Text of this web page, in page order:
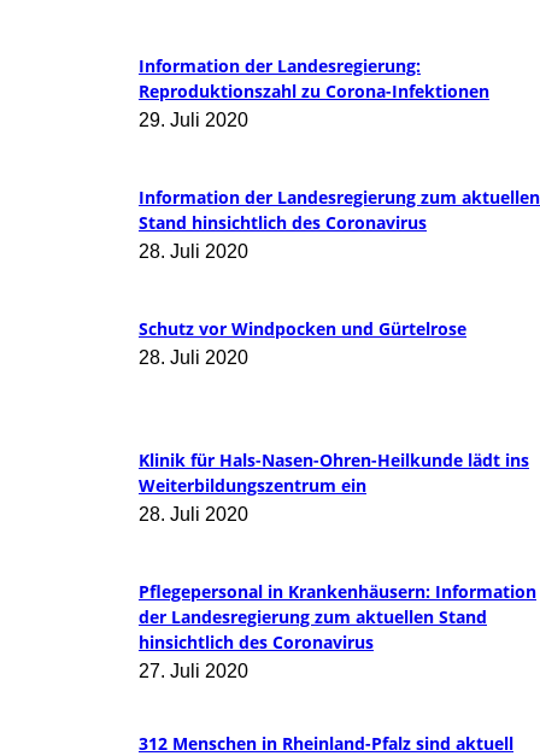
Information der Landesregierung:
Reproduktionszahl zu Corona-Infektionen
29. Juli 2020
Information der Landesregierung zum aktuellen
Stand hinsichtlich des Coronavirus
28. Juli 2020
Schutz vor Windpocken und Gürtelrose
28. Juli 2020
Klinik für Hals-Nasen-Ohren-Heilkunde lädt ins
Weiterbildungszentrum ein
28. Juli 2020
Pflegepersonal in Krankenhäusern: Information
der Landesregierung zum aktuellen Stand
hinsichtlich des Coronavirus
27. Juli 2020
312 Menschen in Rheinland-Pfalz sind aktuell